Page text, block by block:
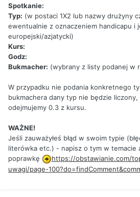
Spotkanie:
Typ: (w postaci 1X2 lub nazwy drużyny
ewentualnie z oznaczeniem handicapu i
europejski/azjatycki)
Kurs:
Godz:
Bukmacher: (wybrany z listy podanej w
W przypadku nie podania konkretnego
bukmachera dany typ nie będzie
odejmujemy 0.3 z kursu.
WAŻNE!
Jeśli zauważyłeś błąd w swoim typie
literówka etc.) - napisz o tym w temacie
poprawkę
https://obstawianie.com/
uwagi/page-